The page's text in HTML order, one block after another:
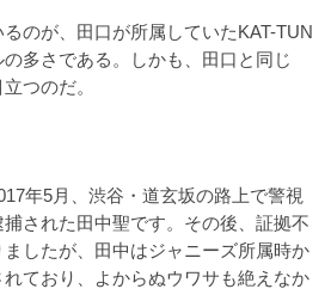
のが、田口が所属していたKAT-TUN
多さである。しかも、田口と同じ
つのだ。
年5月、渋谷・道玄坂の路上で警視
された田中聖です。その後、証拠不
したが、田中はジャニーズ所属時か
ており、よからぬウワサも絶えなか